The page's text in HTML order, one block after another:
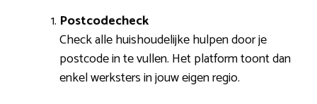
Postcodecheck
Check alle huishoudelijke hulpen door je
postcode in te vullen. Het platform toont dan
enkel werksters in jouw eigen regio.